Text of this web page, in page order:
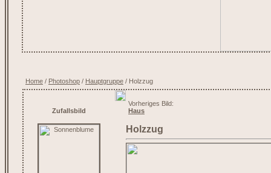
Home / Photoshop / Hauptgruppe / Holzzug
Zufallsbild
Vorheriges Bild:
Haus
Holzzug